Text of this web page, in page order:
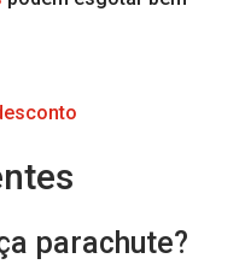
parachute?